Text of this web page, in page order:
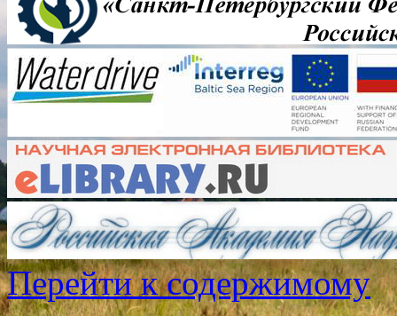
Перейти к содержимому